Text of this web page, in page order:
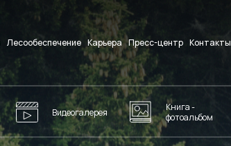
Лесообеспечение Карьера Пресс-центр Контакты
Видеогалерея
Книга -
фотоальбом